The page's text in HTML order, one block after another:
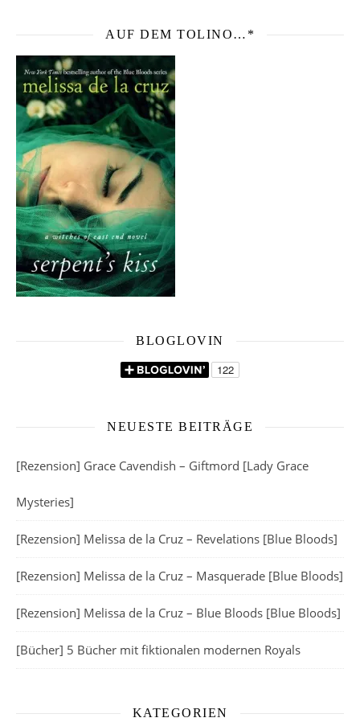
AUF DEM TOLINO…*
BLOGLOVIN
NEUESTE BEITRÄGE
[Rezension] Grace Cavendish – Giftmord [Lady Grace
Mysteries]
[Rezension] Melissa de la Cruz – Revelations [Blue Bloods]
[Rezension] Melissa de la Cruz – Masquerade [Blue Bloods]
[Rezension] Melissa de la Cruz – Blue Bloods [Blue Bloods]
[Bücher] 5 Bücher mit fiktionalen modernen Royals
KATEGORIEN